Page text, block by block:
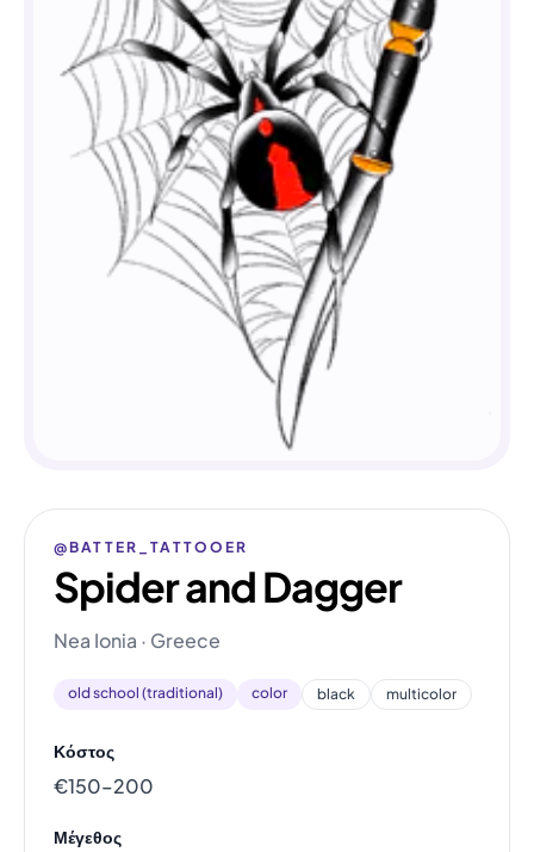
@BATTER_TATTOOER
Spider and Dagger
Nea Ionia · Greece
old school (traditional) color black multicolor
Κόστος
€150–200
Μέγεθος